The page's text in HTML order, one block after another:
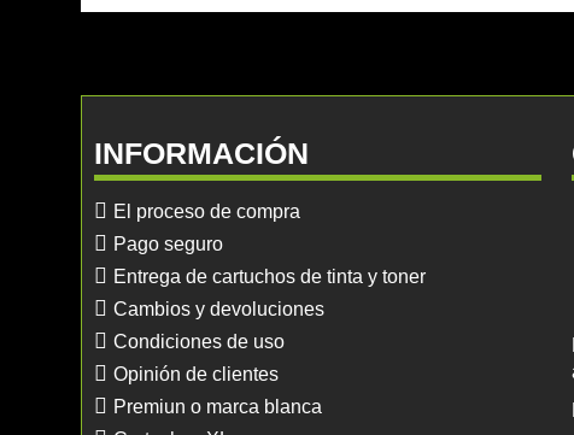
INFORMACIÓN
El proceso de compra
Pago seguro
Entrega de cartuchos de tinta y toner
Cambios y devoluciones
Condiciones de uso
Opinión de clientes
Premiun o marca blanca